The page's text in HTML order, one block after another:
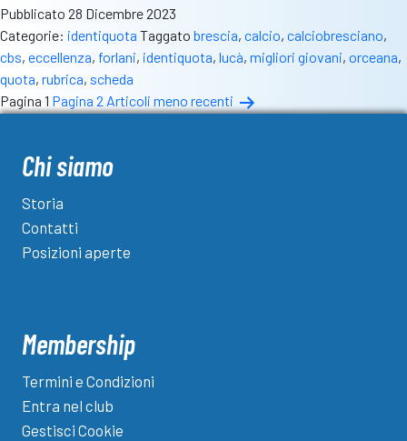
Pubblicato 28 Dicembre 2023
Categorie: identiquota Taggato brescia, calcio, calciobresciano,
cbs, eccellenza, forlani, identiquota, lucà, migliori giovani, orceana,
quota, rubrica, scheda
Paginazione
articoli
Pagina 1 Pagina 2 Articoli meno recenti
Chi siamo
Storia
Contatti
Posizioni aperte
Membership
Termini e Condizioni
Entra nel club
Gestisci Cookie